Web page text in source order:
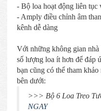
- Bộ loa hoạt động liên tục
- Amply điều chỉnh âm
kênh dễ dàng
Với những không gian nhà
số lượng loa ít hơn để đáp
bạn cũng có thể tham
bên dưới:
>>> Bộ 6 Loa Treo
NGAY